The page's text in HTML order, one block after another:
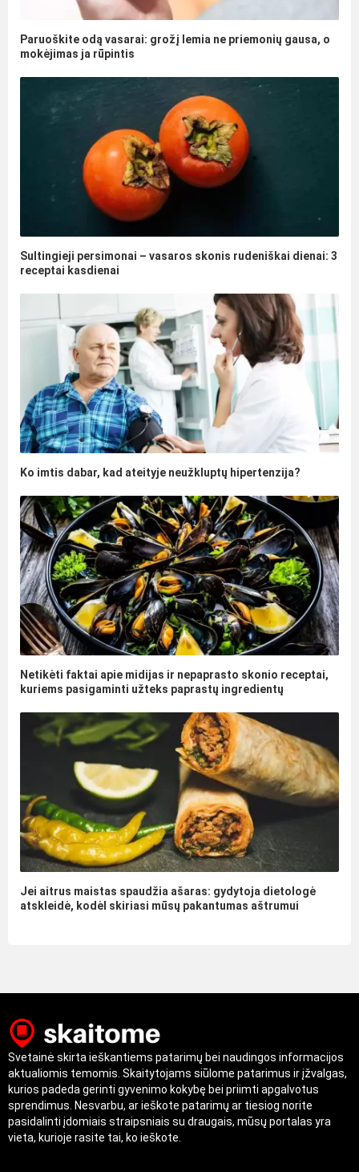
Paruoškite odą vasarai: grožį lemia ne priemonių gausa, o
mokėjimas ja rūpintis
Sultingieji persimonai – vasaros skonis rudeniškai dienai: 3
receptai kasdienai
Ko imtis dabar, kad ateityje neužkluptų hipertenzija?
Netikėti faktai apie midijas ir nepaprasto skonio receptai,
kuriems pasigaminti užteks paprastų ingredientų
Jei aitrus maistas spaudžia ašaras: gydytoja dietologė
atskleidė, kodėl skiriasi mūsų pakantumas aštrumui
Svetainė skirta ieškantiems patarimų bei naudingos informacijos
aktualiomis temomis. Skaitytojams siūlome patarimus ir įžvalgas,
kurios padeda gerinti gyvenimo kokybę bei priimti apgalvotus
sprendimus. Nesvarbu, ar ieškote patarimų ar tiesiog norite
pasidalinti įdomiais straipsniais su draugais, mūsų portalas yra
vieta, kurioje rasite tai, ko ieškote.